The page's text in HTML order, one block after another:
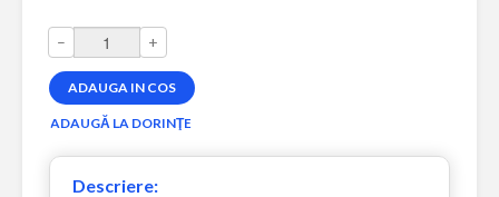
– +
Descriere: